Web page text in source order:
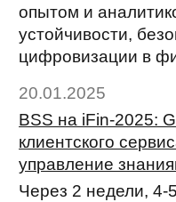
опытом и
устойчивости,
цифровизации в
20.01.2025
BSS на iFin-2025:
клиентского
управление
Через 2 недели, 4-